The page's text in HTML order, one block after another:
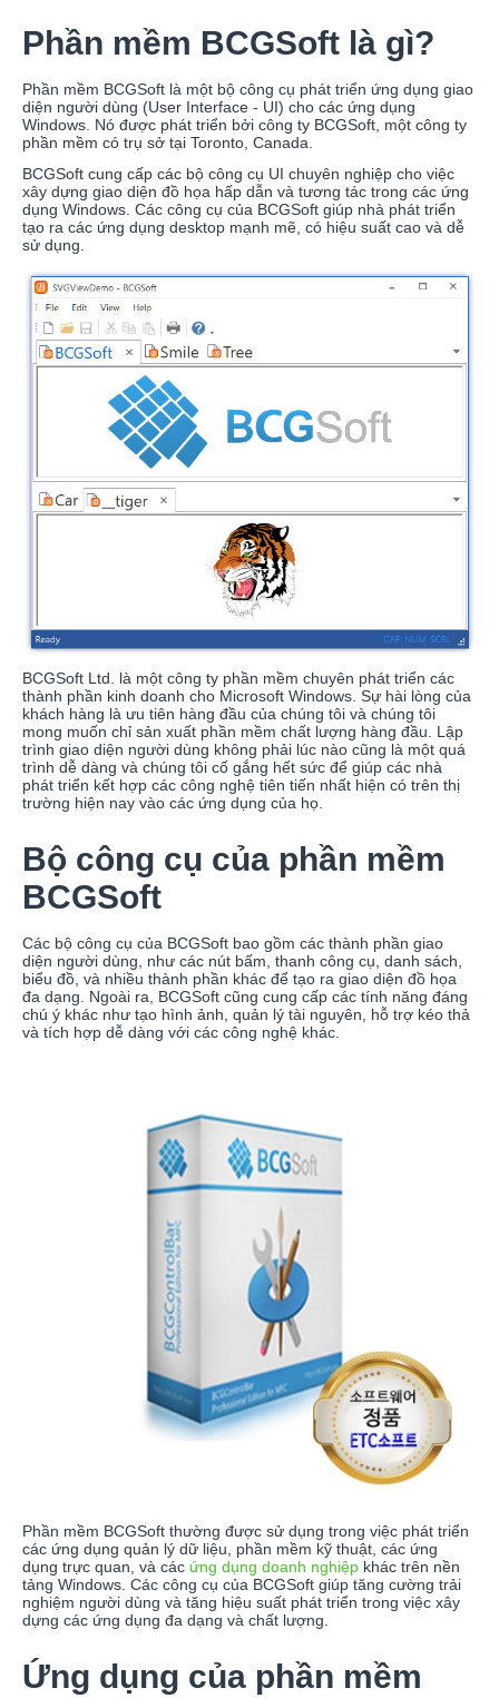
Phần mềm BCGSoft là gì?
Phần mềm BCGSoft là một bộ công cụ phát triển ứng dụng giao
diện người dùng (User Interface - UI) cho các ứng dụng
Windows. Nó được phát triển bởi công ty BCGSoft, một công ty
phần mềm có trụ sở tại Toronto, Canada.
BCGSoft cung cấp các bộ công cụ UI chuyên nghiệp cho việc
xây dựng giao diện đồ họa hấp dẫn và tương tác trong các ứng
dụng Windows. Các công cụ của BCGSoft giúp nhà phát triển
tạo ra các ứng dụng desktop mạnh mẽ, có hiệu suất cao và dễ
sử dụng.
BCGSoft Ltd. là một công ty phần mềm chuyên phát triển các
thành phần kinh doanh cho Microsoft Windows. Sự hài lòng của
khách hàng là ưu tiên hàng đầu của chúng tôi và chúng tôi
mong muốn chỉ sản xuất phần mềm chất lượng hàng đầu. Lập
trình giao diện người dùng không phải lúc nào cũng là một quá
trình dễ dàng và chúng tôi cố gắng hết sức để giúp các nhà
phát triển kết hợp các công nghệ tiên tiến nhất hiện có trên thị
trường hiện nay vào các ứng dụng của họ.
Bộ công cụ của phần mềm
BCGSoft
Các bộ công cụ của BCGSoft bao gồm các thành phần giao
diện người dùng, như các nút bấm, thanh công cụ, danh sách,
biểu đồ, và nhiều thành phần khác để tạo ra giao diện đồ họa
đa dạng. Ngoài ra, BCGSoft cũng cung cấp các tính năng đáng
chú ý khác như tạo hình ảnh, quản lý tài nguyên, hỗ trợ kéo thả
và tích hợp dễ dàng với các công nghệ khác.
Phần mềm BCGSoft thường được sử dụng trong việc phát triển
các ứng dụng quản lý dữ liệu, phần mềm kỹ thuật, các ứng
dụng trực quan, và các ứng dụng doanh nghiệp khác trên nền
tảng Windows. Các công cụ của BCGSoft giúp tăng cường trải
nghiệm người dùng và tăng hiệu suất phát triển trong việc xây
dựng các ứng dụng đa dạng và chất lượng.
Ứng dụng của phần mềm